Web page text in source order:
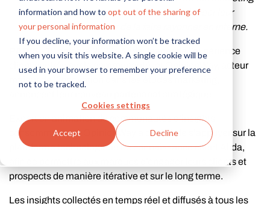
information and how to opt out of the sharing of
your personal information
If you decline, your information won’t be tracked
when you visit this website. A single cookie will be
used in your browser to remember your preference
not to be tracked.
Cookies settings
Accept Decline
options liées à votre pays ou région
permettent aux entreprises de développer leur
connaissance client et de la faire rayonner en interne.
PARIS
- 19 octobre 2023 - Alida, leader de l’expérience
client centrée sur la communauté, et OpinionWay, acteur
majeur de l’innovation dans les études marketing,
Expert en animation de communautés d’insights
consommateurs, OpinionWay a décidé de s’appuyer sur la
plateforme technologique de connaissance client Alida,
afin de permettre aux marques d’engager leurs clients et
prospects de manière itérative et sur le long terme.
Les insights collectés en temps réel et diffusés à tous les